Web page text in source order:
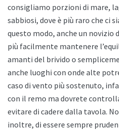
consigliamo porzioni di mare,
sabbiosi, dove è più raro che ci
questo modo, anche un novizio
più facilmente mantenere
amanti del brivido o
anche luoghi con onde alte
caso di vento più sostenuto,
con il remo ma dovrete
evitare di cadere dalla tavola.
inoltre, di essere sempre